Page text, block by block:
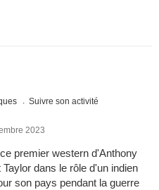
Suivre son activité
2023
premier western d'Anthony
dans le rôle d'un indien
son pays pendant la guerre